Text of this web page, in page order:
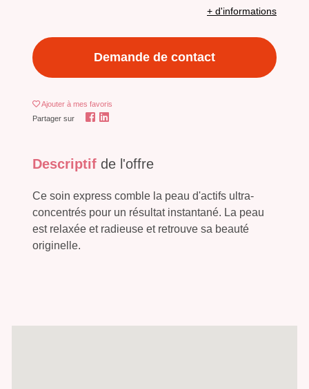
+ d'informations
Demande de contact
Ajouter à mes favoris
Partager sur
Descriptif de l'offre
Ce soin express comble la peau d'actifs ultra-
concentrés pour un résultat instantané. La peau
est relaxée et radieuse et retrouve sa beauté
originelle.